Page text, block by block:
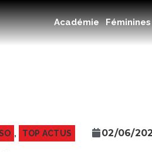
Académie Féminines
, TOP ACTUS 02/06/